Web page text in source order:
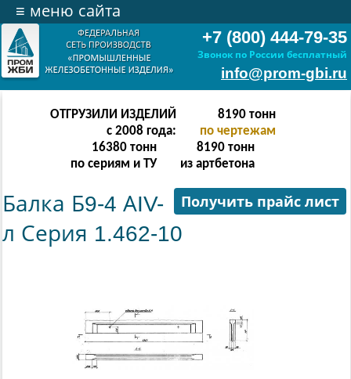
+7 (800) 444-79-35
Звонок по России бесплатный
info@prom-gbi.ru
≡ меню сайта
ОТГРУЗИЛИ ИЗДЕЛИЙ
с 2008 года:
16382тонн
по чертежам
32764 тонн
по сериям и ТУ
16382 тонн
из артбетона
Получить прайс лист
Балка Б9-4 АIV-
л Серия 1.462-10